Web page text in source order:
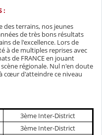
:
des terrains, nos jeunes
de très bons résultats
de l'excellence. Lors de
à de multiples reprises avec
de FRANCE en jouant
régionale. Nul n'en doute
cœur d'atteindre ce niveau
3ème Inter-District
3ème Inter-District